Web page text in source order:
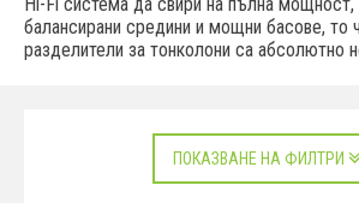
балансирани средини и мощни басове, то
разделители за тонколони са абсолютно
ПОКАЗВАНЕ НА ФИЛТРИ